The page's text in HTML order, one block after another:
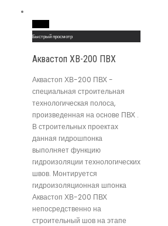
Быстрый просмотр
Аквастоп ХВ-200 ПВХ
Аквастоп ХВ-200 ПВХ -
специальная строительная
технологическая полоса,
произведенная на основе ПВХ .
В строительных проектах
данная гидрошпонка
выполняет функцию
гидроизоляции технологических
швов. Монтируется
гидроизоляционная шпонка
Аквастоп ХВ-200 ПВХ
непосредственно на
строительный шов на этапе